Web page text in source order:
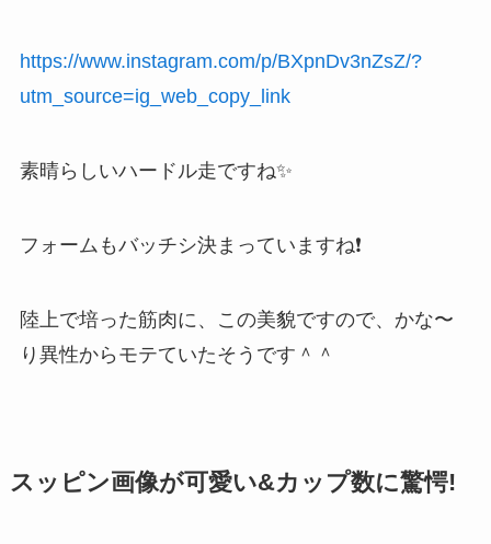
https://www.instagram.com/p/BXpnDv3nZsZ/?
utm_source=ig_web_copy_link
素晴らしいハードル走ですね✨
フォームもバッチシ決まっていますね❗
陸上で培った筋肉に、この美貌ですので、かな〜
り異性からモテていたそうです＾＾
スッピン画像が可愛い&カップ数に驚愕!